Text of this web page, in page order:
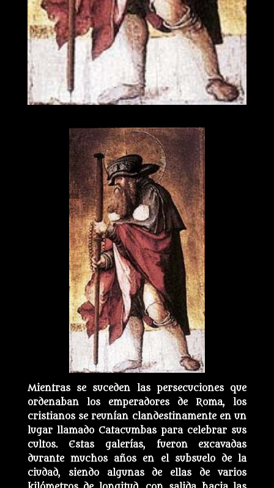
Mientras se suceden las persecuciones que
ordenaban los emperadores de Roma, los
cristianos se reunían clandestinamente en un
lugar llamado Catacumbas para celebrar sus
cultos. Estas galerías, fueron excavadas
durante muchos años en el subsuelo de la
ciudad, siendo algunas de ellas de varios